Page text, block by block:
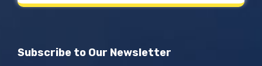
Subscribe to Our Newsletter